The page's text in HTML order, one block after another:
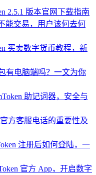
2.5.1 版本官网下载指南
能交易，用户该何去何
买卖数字货币教程，新
有电脑端吗？一文为你
助记词器，安全与
方客服电话的重要性及
注册后如何登陆，一
官方 App，开启数字